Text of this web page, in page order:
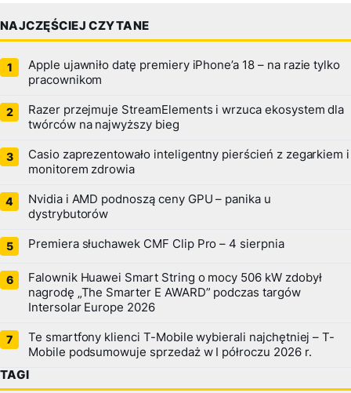
NAJCZĘŚCIEJ CZYTANE
Apple ujawniło datę premiery iPhone’a 18 – na razie tylko
pracownikom
Razer przejmuje StreamElements i wrzuca ekosystem dla
twórców na najwyższy bieg
Casio zaprezentowało inteligentny pierścień z zegarkiem i
monitorem zdrowia
Nvidia i AMD podnoszą ceny GPU – panika u
dystrybutorów
Premiera słuchawek CMF Clip Pro – 4 sierpnia
Falownik Huawei Smart String o mocy 506 kW zdobył
nagrodę „The Smarter E AWARD” podczas targów
Intersolar Europe 2026
Te smartfony klienci T-Mobile wybierali najchętniej – T-
Mobile podsumowuje sprzedaż w I półroczu 2026 r.
TAGI